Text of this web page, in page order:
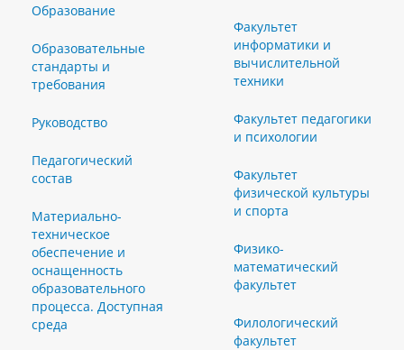
Образование
Образовательные
стандарты и
требования
Руководство
Педагогический
состав
Материально-
техническое
обеспечение и
оснащенность
образовательного
процесса. Доступная
среда
Факультет
информатики и
вычислительной
техники
Факультет педагогики
и психологии
Факультет
физической культуры
и спорта
Физико-
математический
факультет
Филологический
факультет